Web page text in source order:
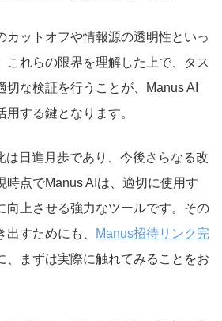
カットオフや情報源の透明性といっ
これらの限界を理解した上で、タス
切な検証を行うことが、Manus AI
する鍵となります。
は日進月歩であり、今後さらなる改
時点でManus AIは、適切に使用す
向上させる強力なツールです。その
すためにも、
Manus招待リンク完
、まずは実際に触れてみることをお